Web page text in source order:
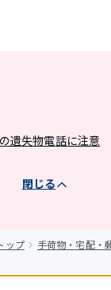
遺失物電話に注意
閉じる
ップ
手荷物・宅配・